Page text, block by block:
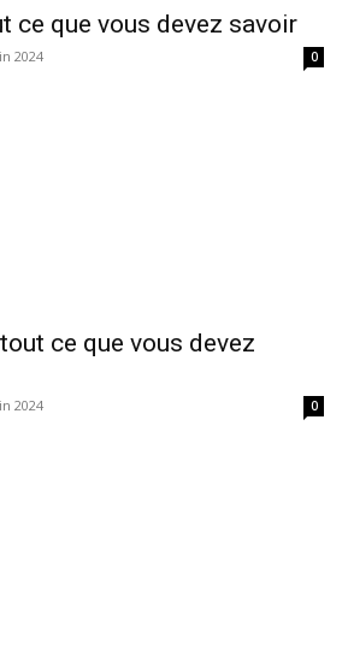
ce que vous devez savoir
2024 0
ce que vous devez
2024 0